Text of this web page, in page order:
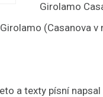
Girolamo
(Casanova
a texty písní napsal